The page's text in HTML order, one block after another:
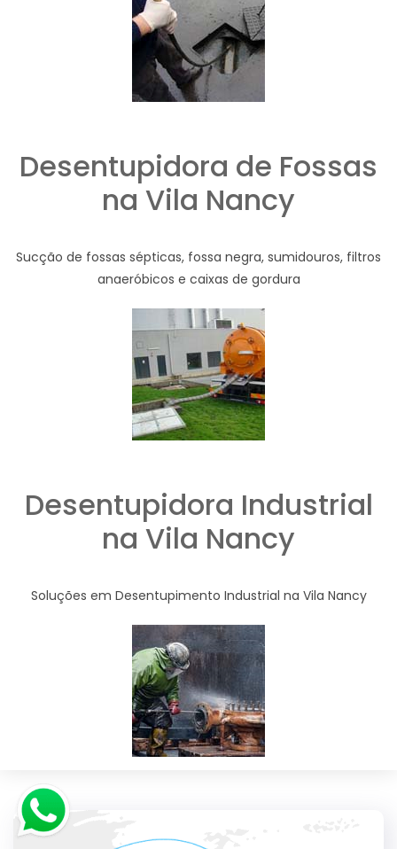
Desentupidora de Fossas
na Vila Nancy
Sucção de fossas sépticas, fossa negra, sumidouros, filtros
anaeróbicos e caixas de gordura
Desentupidora Industrial
na Vila Nancy
Soluções em Desentupimento Industrial na Vila Nancy